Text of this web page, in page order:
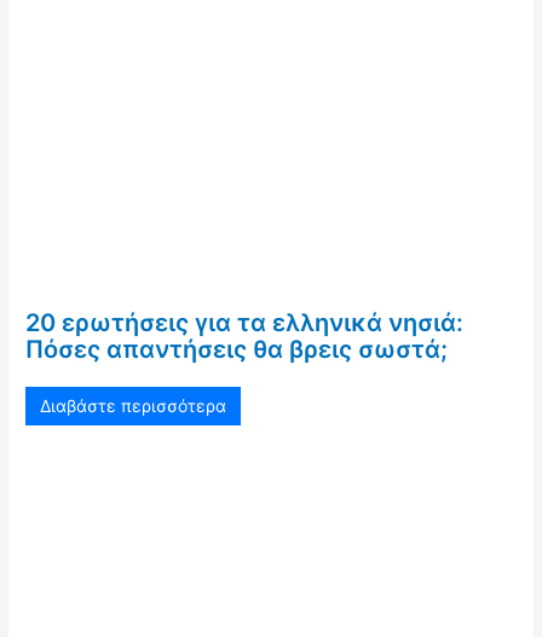
20 ερωτήσεις για τα ελληνικά νησιά:
Πόσες απαντήσεις θα βρεις σωστά;
Διαβάστε περισσότερα